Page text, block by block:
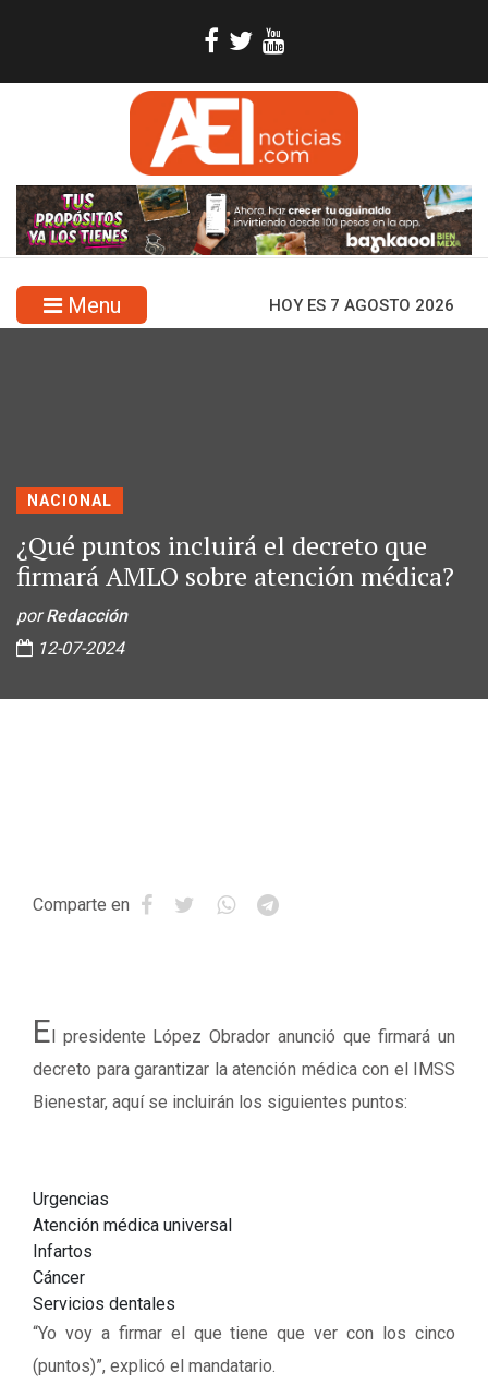
Menu HOY ES 7 AGOSTO 2026
NACIONAL
¿Qué puntos incluirá el decreto que
firmará AMLO sobre atención médica?
porRedacción
12-07-2024
Comparte en
El presidente López Obrador anunció que firmará un
decreto para garantizar la atención médica con el IMSS
Bienestar, aquí se incluirán los siguientes puntos:
Urgencias
Atención médica universal
Infartos
Cáncer
Servicios dentales
“Yo voy a firmar el que tiene que ver con los cinco
(puntos)”, explicó el mandatario.